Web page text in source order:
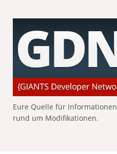
Eure Quelle für Informationen
rund um Modifikationen.